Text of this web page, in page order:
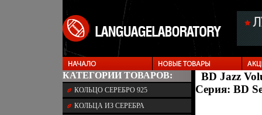
КАТЕГОРИИ ТОВАРОВ:
КОЛЬЦО СЕРЕБРО 925
КОЛЬЦА ИЗ СЕРЕБРА
BD Jazz
Серия: BD